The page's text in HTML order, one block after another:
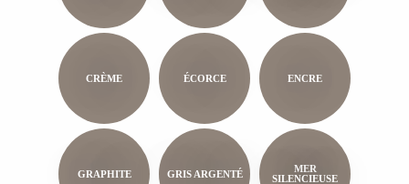
CRÈME ÉCORCE ENCRE
GRAPHITE GRIS ARGENTÉ
MER
SILENCIEUSE